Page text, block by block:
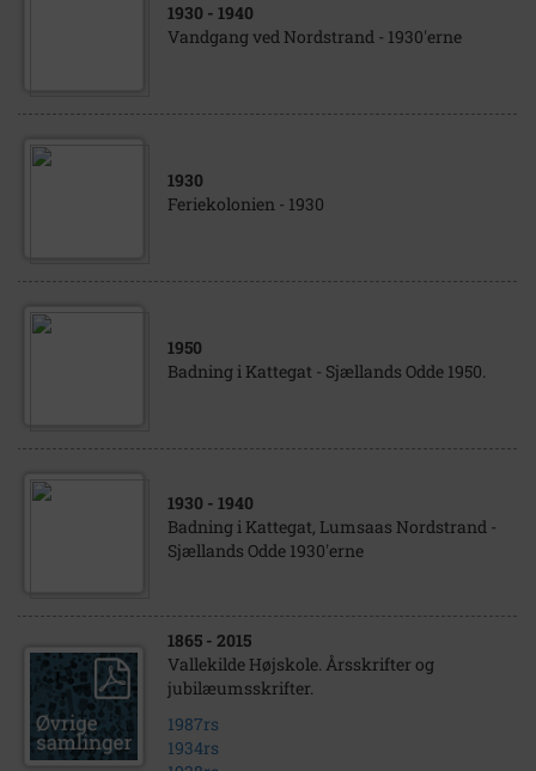
1930 - 1940
Vandgang ved Nordstrand - 1930'erne
1930
Feriekolonien - 1930
1950
Badning i Kattegat - Sjællands Odde 1950.
1930 - 1940
Badning i Kattegat, Lumsaas Nordstrand -
Sjællands Odde 1930'erne
1865 - 2015
Vallekilde Højskole. Årsskrifter og
jubilæumsskrifter.
1987rs
1934rs